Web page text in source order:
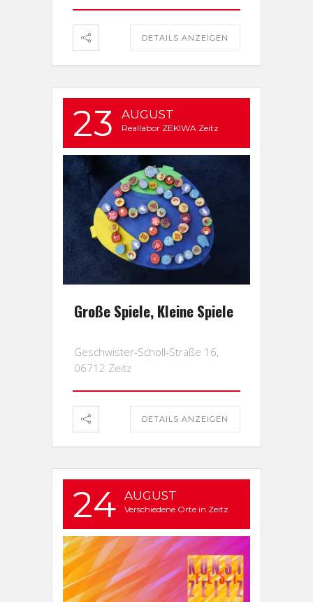
DETAILS ANZEIGEN
23 AUGUST
Reallabor ZEKIWA Zeitz
Große Spiele, Kleine Spiele
Geschwister-Scholl-Straße 16,
06712 Zeitz
DETAILS ANZEIGEN
24 AUGUST
Verschiedene Orte in Zeitz